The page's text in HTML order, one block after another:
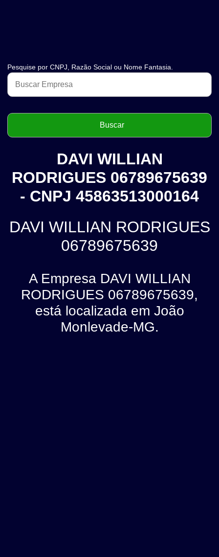
Pesquise por CNPJ, Razão Social ou Nome Fantasia.
DAVI WILLIAN
RODRIGUES 06789675639
- CNPJ 45863513000164
DAVI WILLIAN RODRIGUES
06789675639
A Empresa DAVI WILLIAN
RODRIGUES 06789675639,
está localizada em João
Monlevade-MG.